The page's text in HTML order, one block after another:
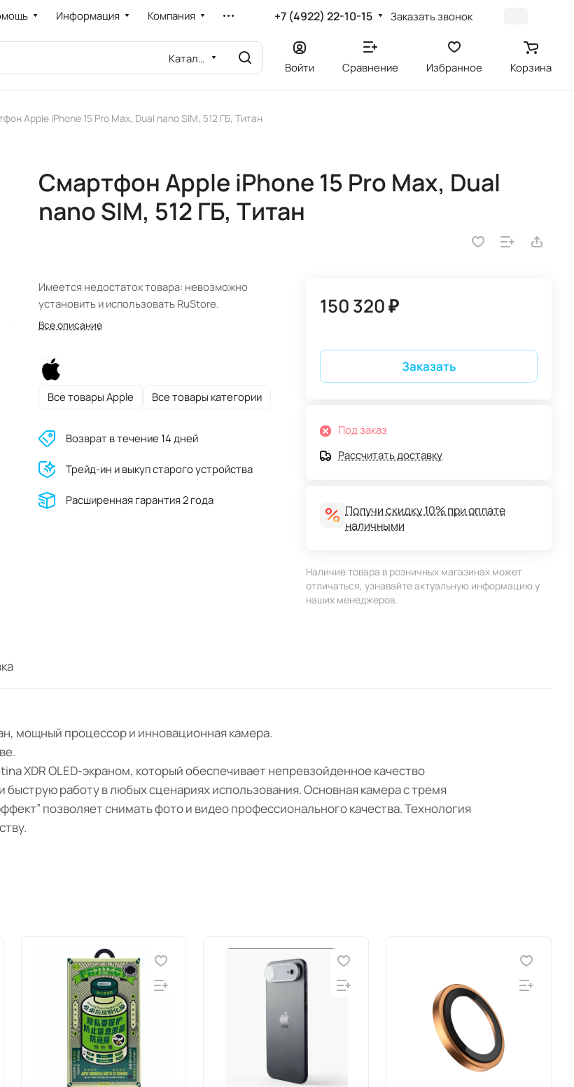
Информация Компания +7 (4922) 22-10-15 Заказать звонок
Каталог
Войти Сравнение Избранное Корзина
Apple iPhone 15 Pro Max, Dual nano SIM, 512 ГБ, Титан
Смартфон Apple iPhone 15 Pro Max, Dual
nano SIM, 512 ГБ, Титан
Имеется недостаток товара: невозможно
установить и использовать RuStore.
Все описание
Все товары Apple Все товары категории
Возврат в течение 14 дней
Трейд-ин и выкуп старого устройства
Расширенная гарантия 2 года
150 320 ₽
Заказать
Под заказ
Рассчитать доставку
Получи скидку 10% при оплате
наличными
Наличие товара в розничных магазинах может
отличаться, узнавайте актуальную информацию у
наших менеджеров.
мощный процессор и инновационная камера.
XDR OLED-экраном, который обеспечивает непревзойденное качество
работу в любых сценариях использования. Основная камера с тремя
позволяет снимать фото и видео профессионального качества. Технология